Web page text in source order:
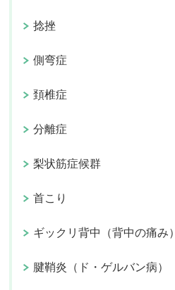
捻挫
側弯症
頚椎症
分離症
梨状筋症候群
首こり
ギックリ背中（背中の痛み）
腱鞘炎（ド・ゲルバン病）